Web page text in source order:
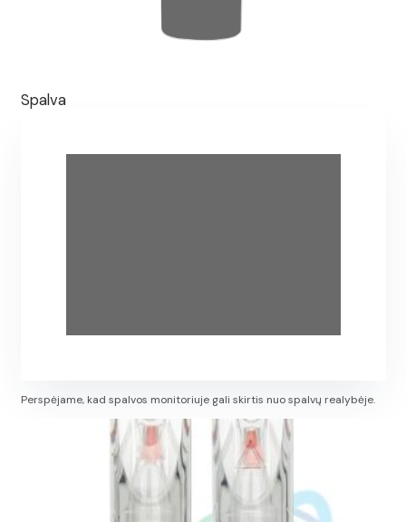
Spalva
Perspėjame, kad spalvos monitoriuje gali skirtis nuo spalvų realybėje.